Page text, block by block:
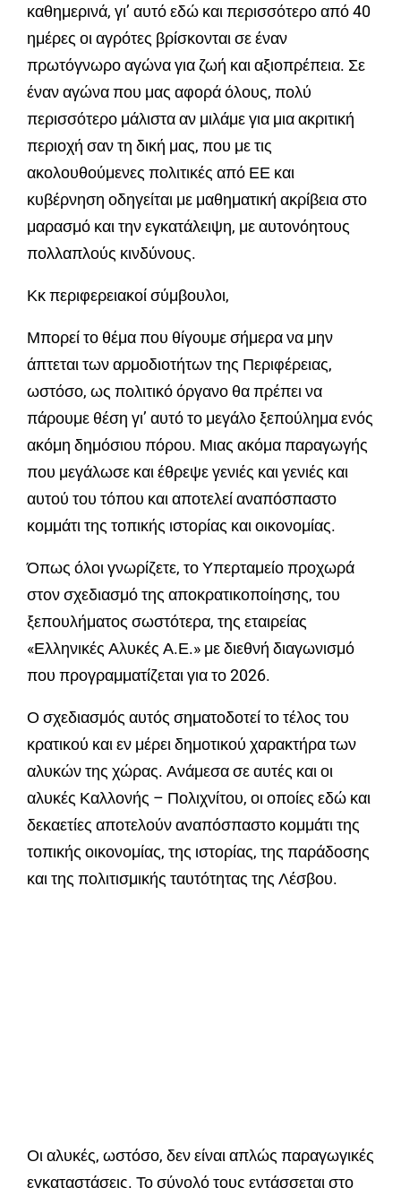
καθημερινά, γι’ αυτό εδώ και περισσότερο από 40
ημέρες οι αγρότες βρίσκονται σε έναν
πρωτόγνωρο αγώνα για ζωή και αξιοπρέπεια. Σε
έναν αγώνα που μας αφορά όλους, πολύ
περισσότερο μάλιστα αν μιλάμε για μια ακριτική
περιοχή σαν τη δική μας, που με τις
ακολουθούμενες πολιτικές από ΕΕ και
κυβέρνηση οδηγείται με μαθηματική ακρίβεια στο
μαρασμό και την εγκατάλειψη, με αυτονόητους
πολλαπλούς κινδύνους.
Κκ περιφερειακοί σύμβουλοι,
Μπορεί το θέμα που θίγουμε σήμερα να μην
άπτεται των αρμοδιοτήτων της Περιφέρειας,
ωστόσο, ως πολιτικό όργανο θα πρέπει να
πάρουμε θέση γι’ αυτό το μεγάλο ξεπούλημα ενός
ακόμη δημόσιου πόρου. Μιας ακόμα παραγωγής
που μεγάλωσε και έθρεψε γενιές και γενιές και
αυτού του τόπου και αποτελεί αναπόσπαστο
κομμάτι της τοπικής ιστορίας και οικονομίας.
Όπως όλοι γνωρίζετε, το Υπερταμείο προχωρά
στον σχεδιασμό της αποκρατικοποίησης, του
ξεπουλήματος σωστότερα, της εταιρείας
«Ελληνικές Αλυκές Α.Ε.» με διεθνή διαγωνισμό
που προγραμματίζεται για το 2026.
Ο σχεδιασμός αυτός σηματοδοτεί το τέλος του
κρατικού και εν μέρει δημοτικού χαρακτήρα των
αλυκών της χώρας. Ανάμεσα σε αυτές και οι
αλυκές Καλλονής – Πολιχνίτου, οι οποίες εδώ και
δεκαετίες αποτελούν αναπόσπαστο κομμάτι της
τοπικής οικονομίας, της ιστορίας, της παράδοσης
και της πολιτισμικής ταυτότητας της Λέσβου.
Οι αλυκές, ωστόσο, δεν είναι απλώς παραγωγικές
εγκαταστάσεις. Το σύνολό τους εντάσσεται στο